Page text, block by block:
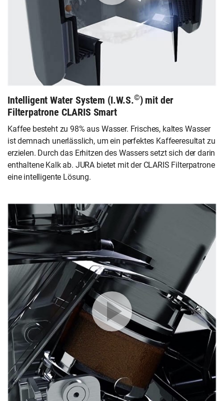
Intelligent Water System (I.W.S.©) mit der
Filterpatrone CLARIS Smart
Kaffee besteht zu 98% aus Wasser. Frisches, kaltes Wasser
ist demnach unerlässlich, um ein perfektes Kaffeeresultat zu
erzielen. Durch das Erhitzen des Wassers setzt sich der darin
enthaltene Kalk ab. JURA bietet mit der CLARIS Filterpatrone
eine intelligente Lösung.